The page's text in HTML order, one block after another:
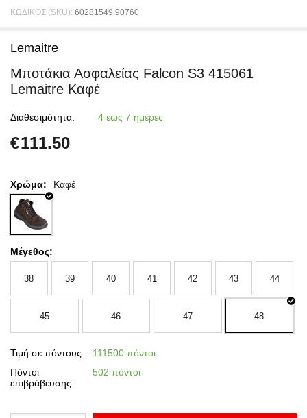
ΚΩΔΙΚΟΣ (SKU): 60281549.90760
Lemaitre
Μποτάκια Ασφαλείας Falcon S3 415061
Lemaitre Καφέ
Διαθεσιμότητα: 4 εως 7 ημέρες
€111.50
Χρώμα: Καφέ
Μέγεθος:
38 39 40 41 42 43 44
45 46 47 48
Τιμή σε πόντους:
111500 πόντοι
Πόντοι
επιβράβευσης:
502 πόντοι